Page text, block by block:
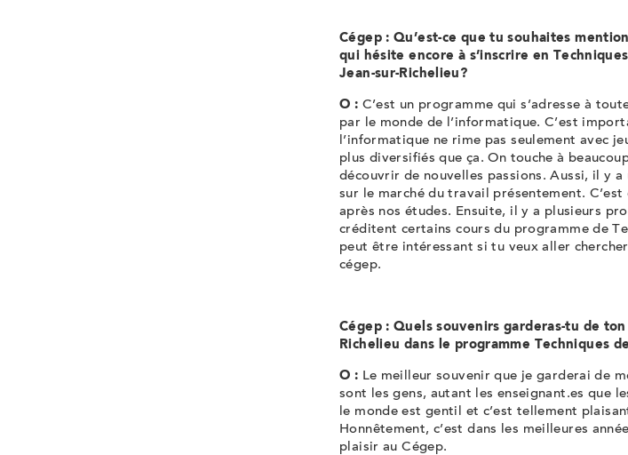
Cégep : Qu’est-ce que tu souhaites
qui hésite encore à s’inscrire en
Jean-sur-Richelieu?
O : C’est un programme qui s’adresse à
par le monde de l’informatique. C’est
l’informatique ne rime pas seulement avec
plus diversifiés que ça. On touche à
découvrir de nouvelles passions. Aussi, il y
sur le marché du travail présentement.
après nos études. Ensuite, il y a plusieurs
créditent certains cours du programme de
peut être intéressant si tu veux aller
cégep.
Cégep : Quels souvenirs garderas-tu de
Richelieu dans le programme Techniques
O : Le meilleur souvenir que je garderai de
sont les gens, autant les enseignant.es que
le monde est gentil et c’est tellement
Honnêtement, c’est dans les meilleures
plaisir au Cégep.